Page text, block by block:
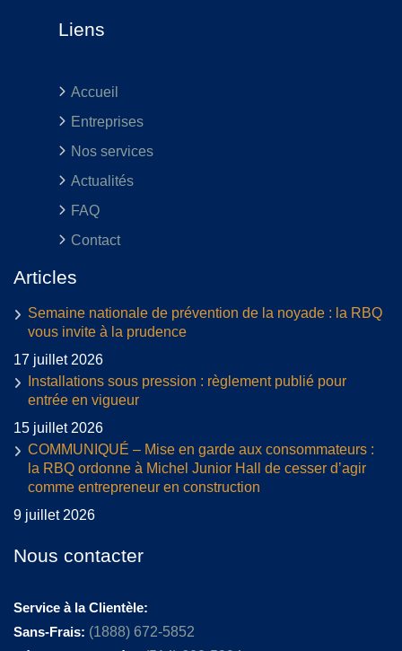
Liens
Accueil
Entreprises
Nos services
Actualités
FAQ
Contact
Articles
Semaine nationale de prévention de la noyade : la RBQ
vous invite à la prudence
17 juillet 2026
Installations sous pression : règlement publié pour
entrée en vigueur
15 juillet 2026
COMMUNIQUÉ – Mise en garde aux consommateurs :
la RBQ ordonne à Michel Junior Hall de cesser d’agir
comme entrepreneur en construction
9 juillet 2026
Nous contacter
Service à la Clientèle:
Sans-Frais: (1888) 672-5852